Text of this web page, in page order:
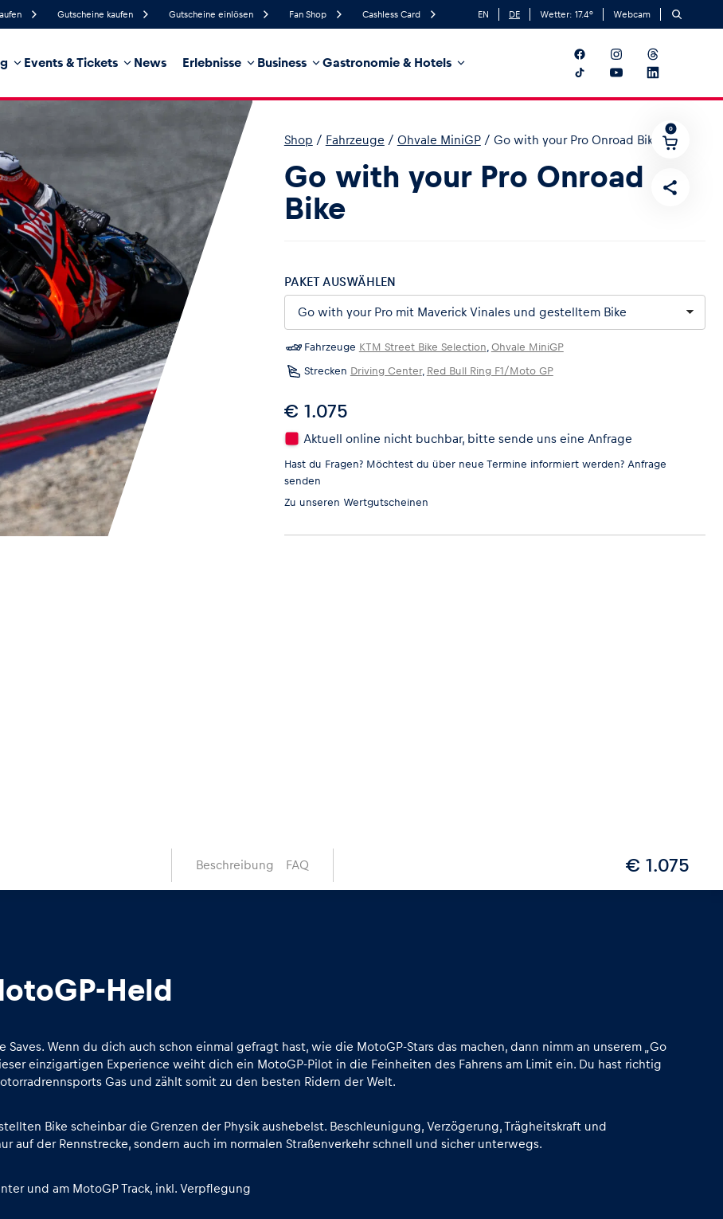
Gutscheine kaufen Gutscheine einlösen Fan Shop Cashless Card EN DE Wetter: 17.4° Webcam
Events & Tickets News Erlebnisse Business Gastronomie & Hotels
Ost
0
Shop / Fahrzeuge / Ohvale MiniGP / Go with your Pro Onroad Bike
Go with your Pro Onroad
Bike
PAKET AUSWÄHLEN
Fahrzeuge KTM Street Bike Selection, Ohvale MiniGP
Strecken Driving Center, Red Bull Ring F1/Moto GP
€ 1.075
Aktuell online nicht buchbar, bitte sende uns eine Anfrage
Hast du Fragen? Möchtest du über neue Termine informiert werden? Anfrage
senden
Zu unseren Wertgutscheinen
Beschreibung FAQ € 1.075
Held
Wenn du dich auch schon einmal gefragt hast, wie die MotoGP-Stars das machen, dann nimm an unserem „Go
einzigartigen Experience weiht dich ein MotoGP-Pilot in die Feinheiten des Fahrens am Limit ein. Du hast richtig
Gas und zählt somit zu den besten Ridern der Welt.
Bike scheinbar die Grenzen der Physik aushebelst. Beschleunigung, Verzögerung, Trägheitskraft und
auf der Rennstrecke, sondern auch im normalen Straßenverkehr schnell und sicher unterwegs.
und am MotoGP Track, inkl. Verpflegung